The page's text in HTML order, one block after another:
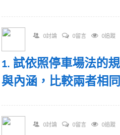
0討論 0留言 0追蹤
1. 試依照停車場法的
與內涵，比較兩者相
0討論 0留言 0追蹤